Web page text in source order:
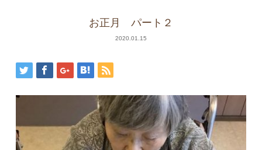
お正月 パート２
2020.01.15